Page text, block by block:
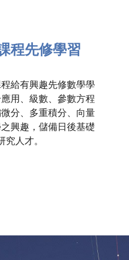
程先修學習
給有興趣先修數學學
用、級數、參數方程
分、多重積分、向量
興趣，儲備日後基礎
人才。